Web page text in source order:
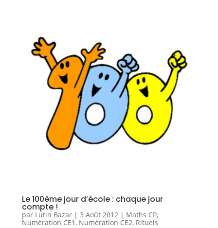
Le 100ème jour d’école : chaque jour
compte !
par Lutin Bazar| 3 Août 2012| Maths CP,
Numération CE1, Numération CE2, Rituels